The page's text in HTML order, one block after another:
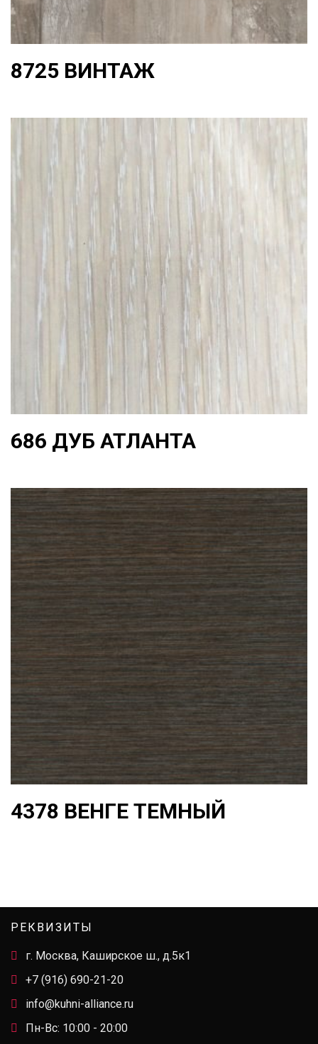
8725 ВИНТАЖ
686 ДУБ АТЛАНТА
4378 ВЕНГЕ ТЕМНЫЙ
РЕКВИЗИТЫ
г. Москва, Каширское ш., д.5к1
+7 (916) 690-21-20
info@kuhni-alliance.ru
Пн-Вс: 10:00 - 20:00